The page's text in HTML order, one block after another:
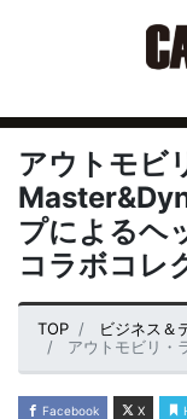
アウトモビ
プによるヘ
コラボコレ
TOP ビジネス＆
アウトモビリ・ランボルギーニと
Facebook X